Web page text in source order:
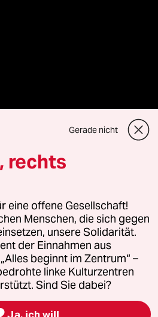
GmbH
Fragen oder für Genehmigungen
Kommune-Richtlinien
Impressum AGB
widerrufen (Ads)
Gerade nicht
rechts
eine offene Gesellschaft!
Menschen, die sich gegen
unsere Solidarität.
der Einnahmen aus
beginnt im Zentrum“ –
linke Kulturzentren
Sind Sie dabei?
Ja, ich will